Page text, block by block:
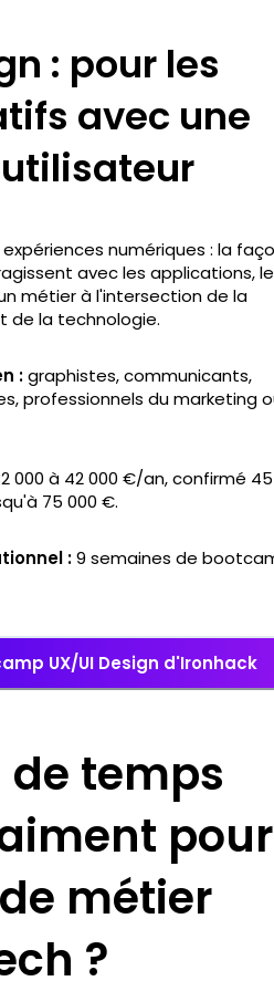
: pour les
avec une
numériques : la
avec les applications,
métier à l'intersection de la
de la technologie.
:graphistes, communicants,
professionnels du marketing
000 à 42 000 €/an, confirmé 45
75 000 €.
:9 semaines de
UX/UI Design d'Ironhack
temps
pour
métier
?